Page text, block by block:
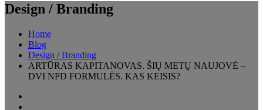
Design / Branding
Home
Blog
Design / Branding
ARTŪRAS KAPITANOVAS. ŠIŲ METŲ NAUJOVĖ –
DVI NPD FORMULĖS. KAS KEISIS?